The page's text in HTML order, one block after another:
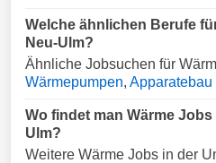
Welche ähnlichen Berufe
Neu-Ulm?
Ähnliche Jobsuchen für
Wärmepumpen, Apparatebau
Wo findet man Wärme
Ulm?
Weitere Wärme Jobs in der